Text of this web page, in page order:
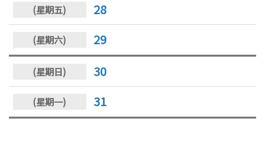
28
29
30
31